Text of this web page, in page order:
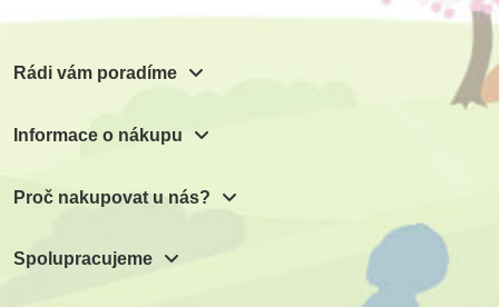
Rádi vám poradíme
Informace o nákupu
Proč nakupovat u nás?
Spolupracujeme